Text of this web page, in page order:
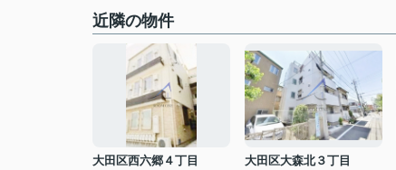
近隣の物件
大田区西六郷４丁目
大田区大森北３丁目